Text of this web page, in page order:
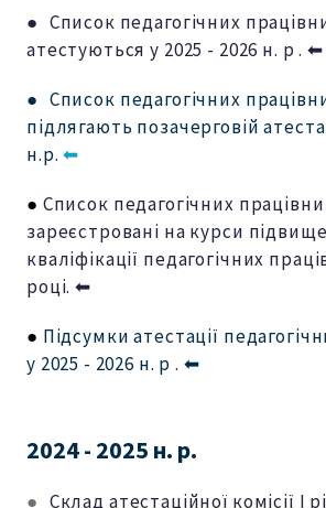
● Список педагогічних
атестуються у 2025 - 2026 н. р . ⬅
● Список педагогічних
підлягають позачерговій
н.р.⬅
● Список педагогічних
зареєстровані на курси
кваліфікації педагогічних
році. ⬅
● Підсумки атестації
у 2025 - 2026 н. р . ⬅
2024 - 2025 н. р.
● Склад атестаційної комісії І